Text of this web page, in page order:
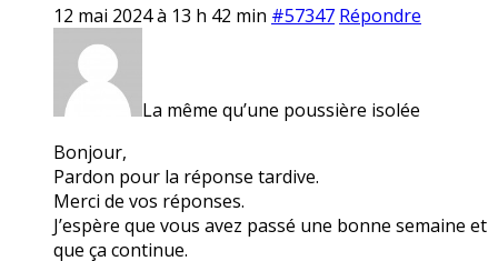
12 mai 2024 à 13 h 42 min #57347 Répondre
La même qu’une poussière isolée
Bonjour,
Pardon pour la réponse tardive.
Merci de vos réponses.
J’espère que vous avez passé une bonne semaine et
que ça continue.